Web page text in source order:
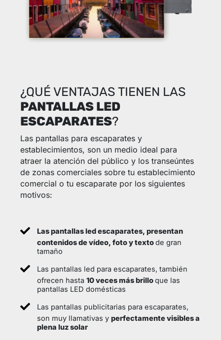
¿QUÉ VENTAJAS TIENEN LAS
PANTALLAS LED
ESCAPARATES?
Las pantallas para escaparates y
establecimientos, son un medio ideal para
atraer la atención del público y los transeúntes
de zonas comerciales sobre tu establecimiento
comercial o tu escaparate por los siguientes
motivos:
Las pantallas led escaparates, presentan
contenidos de vídeo, foto y textode gran
tamaño
Las pantallas led para escaparates, también
ofrecen hasta10 veces más brilloque las
pantallas LED domésticas
Las pantallas publicitarias para escaparates,
son muy llamativas yperfectamente visibles a
plena luz solar